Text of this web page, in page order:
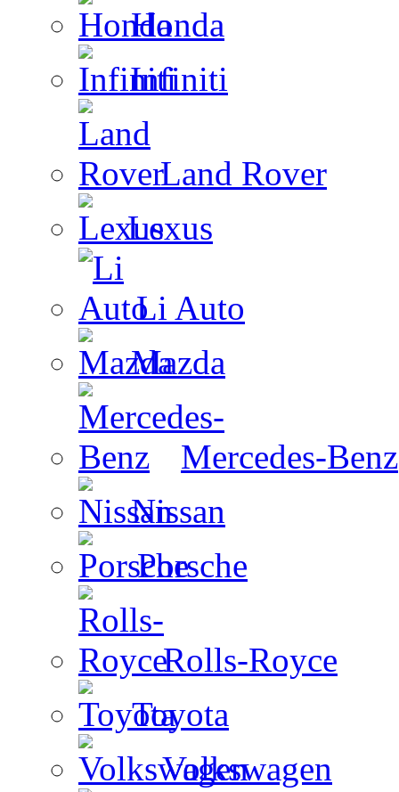
Honda
Infiniti
Land Rover
Lexus
Li Auto
Mazda
Mercedes-Benz
Nissan
Porsche
Rolls-Royce
Toyota
Volkswagen